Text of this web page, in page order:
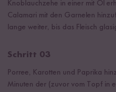
Knoblauchzehe in einer mit Öl
Calamari mit den Garnelen
lange weiter, bis das Fleisch
Schritt 03
Porree, Karotten und Paprika
Minuten der (zuvor vom Topf in